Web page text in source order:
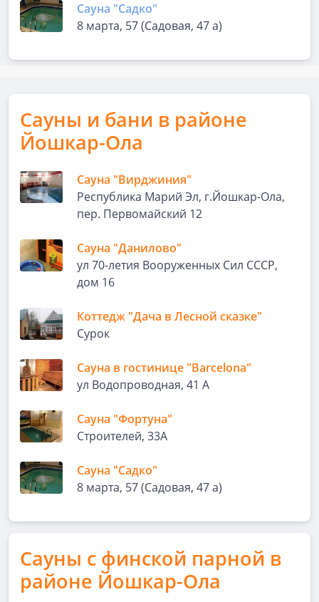
Сауна "Садко"
8 марта, 57 (Садовая, 47 а)
Сауны и бани в районе
Йошкар-Ола
Сауна "Вирджиния"
Республика Марий Эл, г.Йошкар-Ола,
пер. Первомайский 12
Сауна "Данилово"
ул 70-летия Вооруженных Сил СССР,
дом 16
Коттедж "Дача в Лесной сказке"
Сурок
Сауна в гостинице "Barcelona"
ул Водопроводная, 41 А
Сауна "Фортуна"
Строителей, 33А
Сауна "Садко"
8 марта, 57 (Садовая, 47 а)
Сауны с финской парной в
районе Йошкар-Ола